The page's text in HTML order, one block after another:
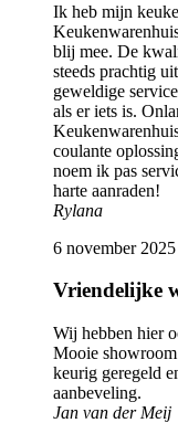
Ik heb mijn
blij mee. De
steeds prachtig
geweldige
als er iets is.
coulante
noem ik pas
harte aanraden!
Rylana
6 november 2025
Vriendelijke
Wij hebben hier
Mooie
keurig geregeld
aanbeveling.
Jan van der Meij